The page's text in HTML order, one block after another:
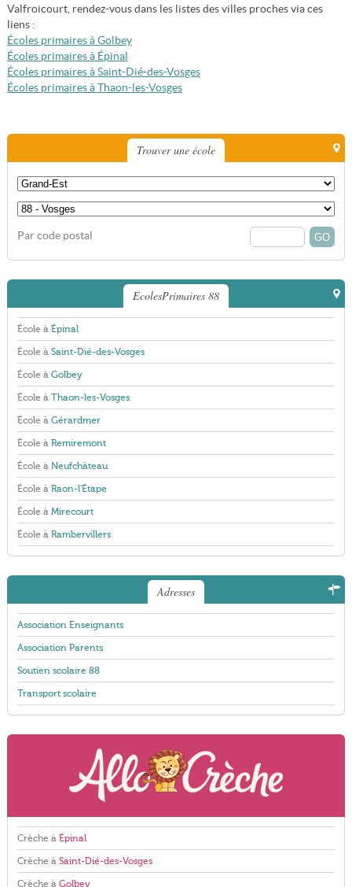
Valfroicourt, rendez-vous dans les listes des villes proches via ces
liens :
Écoles primaires à Golbey
Écoles primaires à Épinal
Écoles primaires à Saint-Dié-des-Vosges
Écoles primaires à Thaon-les-Vosges
Trouver une école
Par code postal
EcolesPrimaires 88
École à Épinal
École à Saint-Dié-des-Vosges
École à Golbey
École à Thaon-les-Vosges
École à Gérardmer
École à Remiremont
École à Neufchâteau
École à Raon-l'Étape
École à Mirecourt
École à Rambervillers
Adresses
Association Enseignants
Association Parents
Soutien scolaire 88
Transport scolaire
Crèche à Épinal
Crèche à Saint-Dié-des-Vosges
Crèche à Golbey